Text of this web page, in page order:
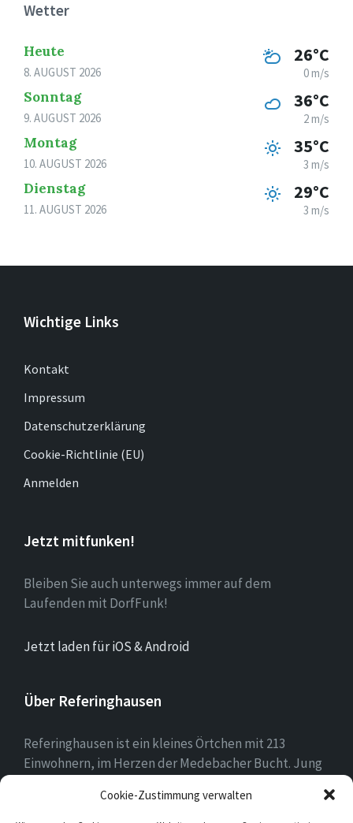
Cookie-Zustimmung verwalten
Wetter
Heute
8. AUGUST 2026
26°C
0 m/s
Sonntag
9. AUGUST 2026
36°C
2 m/s
Montag
10. AUGUST 2026
35°C
3 m/s
Dienstag
11. AUGUST 2026
29°C
3 m/s
Wichtige Links
Kontakt
Impressum
Datenschutzerklärung
Cookie-Richtlinie (EU)
Anmelden
Jetzt mitfunken!
Bleiben Sie auch unterwegs immer auf dem
Laufenden mit DorfFunk!
Jetzt laden für iOS & Android
Über Referinghausen
Referinghausen ist ein kleines Örtchen mit 213
Einwohnern, im Herzen der Medebacher Bucht. Jung
Einwohnern sind wir klein aber oho!